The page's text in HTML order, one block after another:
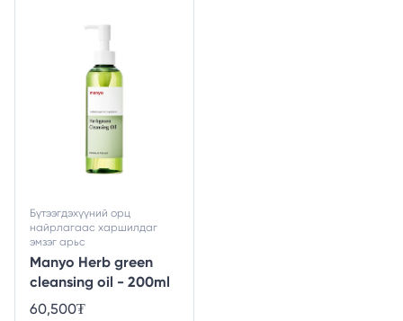
Manyo Herb green
cleansing oil - 200ml
Бүтээгдэхүүний орц
найрлагаас харшилдаг
эмзэг арьс
60,500₮